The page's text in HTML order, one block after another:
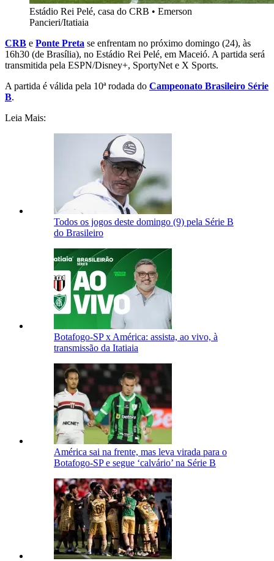
Estádio Rei Pelé, casa do CRB • Emerson
Pancieri/Itatiaia
CRB e Ponte Preta se enfrentam no próximo domingo (24), às
16h30 (de Brasília), no Estádio Rei Pelé, em Maceió. A partida será
transmitida pela ESPN/Disney+, SportyNet e X Sports.
A partida é válida pela 10ª rodada do Campeonato Brasileiro Série
B.
Leia Mais:
Todos os jogos deste domingo (9) pela Série B
do Brasileiro
Botafogo-SP x América: assista, ao vivo, à
transmissão da Itatiaia
América sai na frente, mas leva virada para o
Botafogo-SP e segue ‘calvário’ na Série B